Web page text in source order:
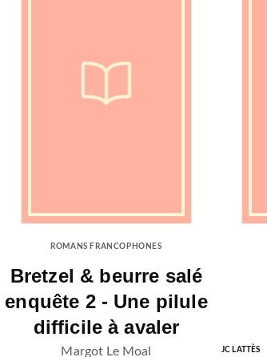
ROMANS FRANCOPHONES
Bretzel & beurre salé
enquête 2 - Une pilule
difficile à avaler
Margot Le Moal
JC LATTÈS